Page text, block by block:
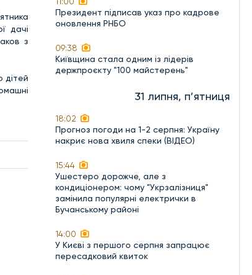
дачі
з
дітей
Президент підписав указ про кадрове
оновлення РНБО
09:38
Київщина стала одним із лідерів
держпроєкту "100 майстерень"
31 липня, п’ятниця
18:02
Прогноз погоди на 1-2 серпня: Україну
накриє нова хвиля спеки (ВІДЕО)
15:44
Ушестеро дорожче, але з
кондиціонером: чому "Укрзалізниця"
замінила популярні електрички в
Бучанському районі
14:00
У Києві з першого серпня запрацює
пересадковий квиток